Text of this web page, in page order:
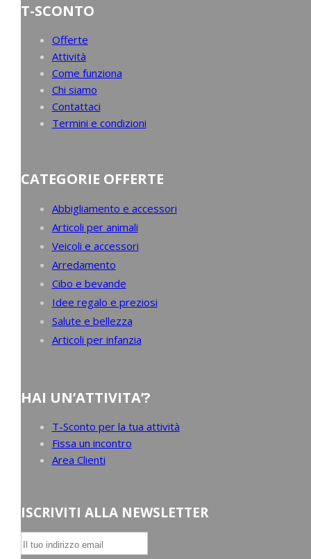
T-SCONTO
Offerte
Attività
Come funziona
Chi siamo
Contattaci
Termini e condizioni
CATEGORIE OFFERTE
Abbigliamento e accessori
Articoli per animali
Veicoli e accessori
Arredamento
Cibo e bevande
Idee regalo e preziosi
Salute e bellezza
Articoli per infanzia
HAI UN’ATTIVITA’?
T-Sconto per la tua attività
Fissa un incontro
Area Clienti
ISCRIVITI ALLA NEWSLETTER